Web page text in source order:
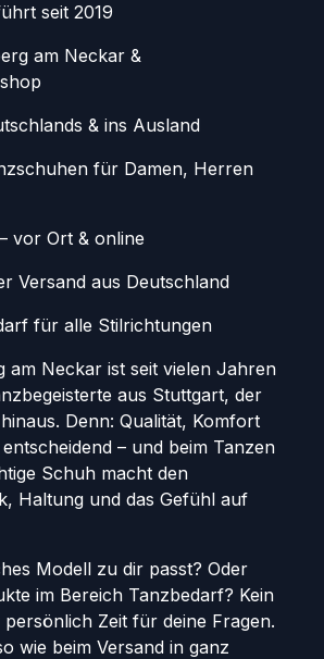
seit 2019
am Neckar &
& ins Ausland
für Damen, Herren
vor Ort & online
Versand aus Deutschland
für alle Stilrichtungen
am Neckar ist seit vielen Jahren
aus Stuttgart, der
Denn: Qualität, Komfort
– und beim Tanzen
Schuh macht den
Haltung und das Gefühl auf
Modell zu dir passt? Oder
im Bereich Tanzbedarf? Kein
Zeit für deine Fragen.
wie beim Versand in ganz